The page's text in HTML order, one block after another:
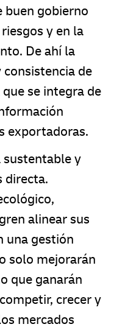
buen gobierno
y en la
De ahí la
de
se integra de
exportadoras.
sustentable y
directa.
alinear sus
una gestión
solo mejorarán
que ganarán
crecer y
mercados